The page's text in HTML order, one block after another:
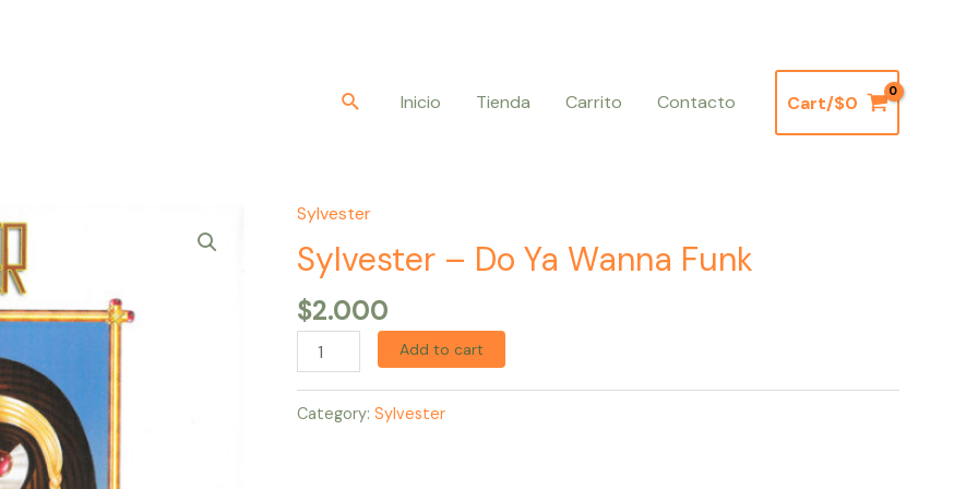
BuscarInicio Tienda Carrito Contacto Cart/$0
Sylvester
Sylvester – Do Ya Wanna Funk
$2.000
Sylvester
–
Do
Ya
Wanna
Funk
quantity
Add to cart
Category: Sylvester